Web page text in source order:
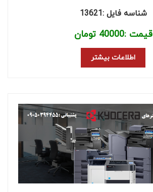
شناسه فایل :13621
قیمت :40000 تومان
اطلاعات بیشتر